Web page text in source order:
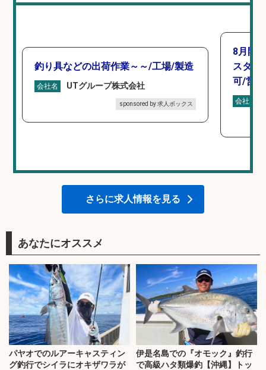
釣り具などの出荷作業～～/工場/製造
会社名 UTグループ株式会社
sponsored by 求人ボックス
8月開
スタン
可/営
会社名
さらに求人情報を見る
あなたにオススメ
パヤオでのルアーキャスティン
グ釣行でシイラにオキザワラが
伊是名島での『オモック』釣行
で高級ハタ類爆釣【沖縄】トッ